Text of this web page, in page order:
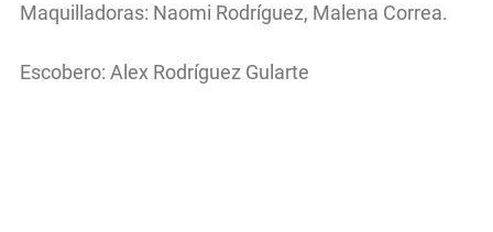
Maquilladoras: Naomi Rodríguez, Malena Correa.
Escobero: Alex Rodríguez Gularte